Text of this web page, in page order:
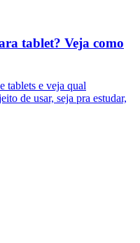
tablet? Veja como
tablets e veja qual
de usar, seja pra estudar,